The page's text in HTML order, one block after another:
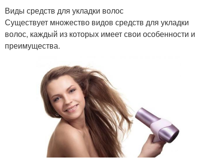
Виды средств для укладки волос
Существует множество видов средств для укладки
волос, каждый из которых имеет свои особенности и
преимущества.